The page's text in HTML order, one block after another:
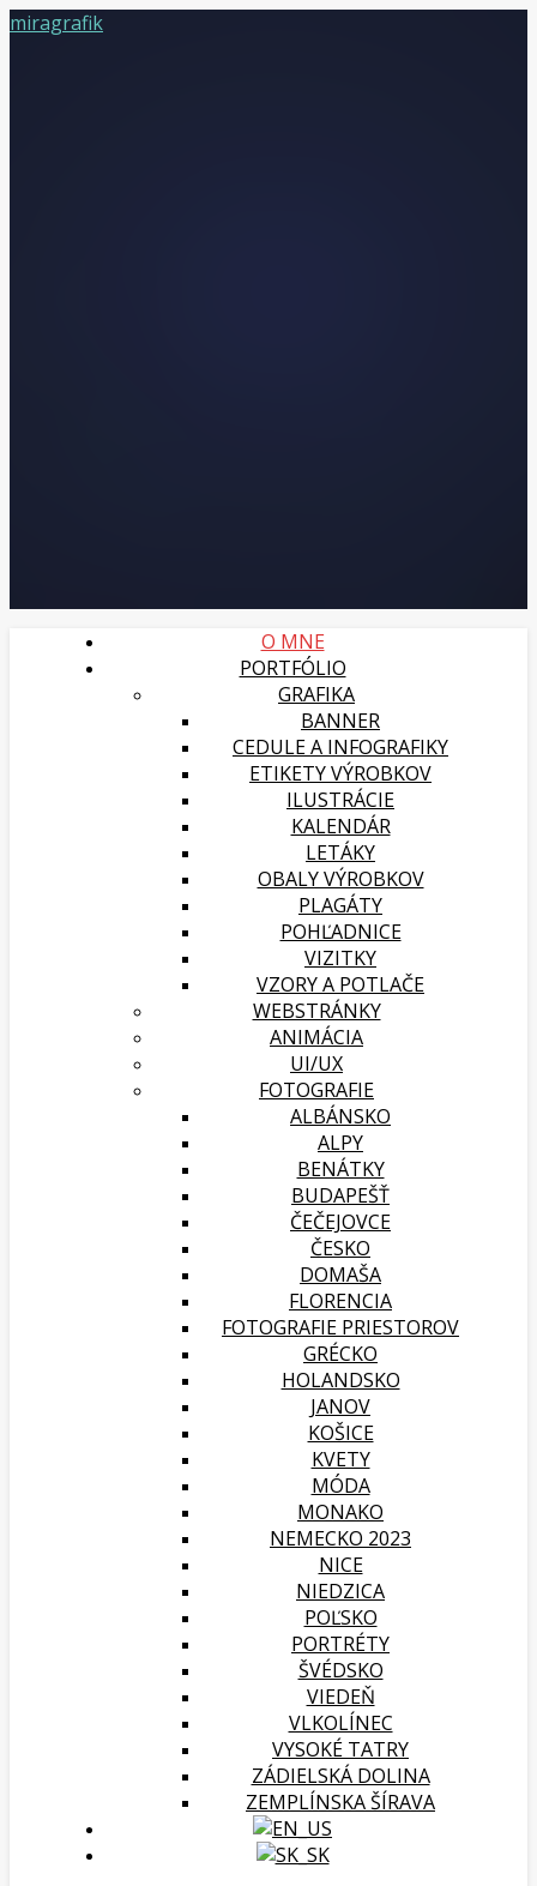
miragrafik
O MNE
PORTFÓLIO
GRAFIKA
BANNER
CEDULE A INFOGRAFIKY
ETIKETY VÝROBKOV
ILUSTRÁCIE
KALENDÁR
LETÁKY
OBALY VÝROBKOV
PLAGÁTY
POHĽADNICE
VIZITKY
VZORY A POTLAČE
WEBSTRÁNKY
ANIMÁCIA
UI/UX
FOTOGRAFIE
ALBÁNSKO
ALPY
BENÁTKY
BUDAPEŠŤ
ČEČEJOVCE
ČESKO
DOMAŠA
FLORENCIA
FOTOGRAFIE PRIESTOROV
GRÉCKO
HOLANDSKO
JANOV
KOŠICE
KVETY
MÓDA
MONAKO
NEMECKO 2023
NICE
NIEDZICA
POĽSKO
PORTRÉTY
ŠVÉDSKO
VIEDEŇ
VLKOLÍNEC
VYSOKÉ TATRY
ZÁDIELSKÁ DOLINA
ZEMPLÍNSKA ŠÍRAVA